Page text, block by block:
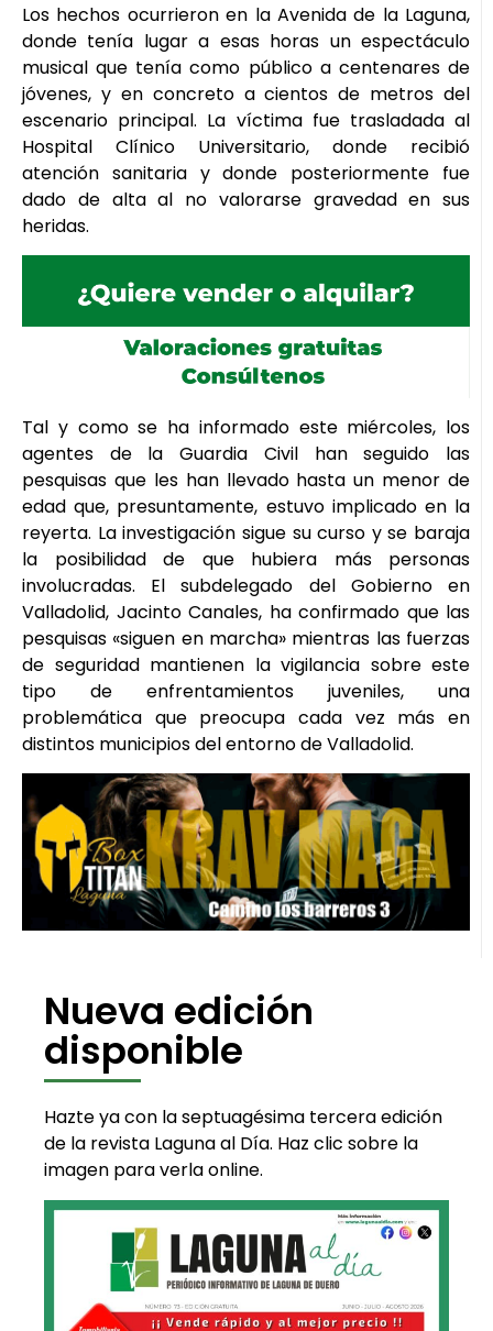
Los hechos ocurrieron en la Avenida de la Laguna,
donde tenía lugar a esas horas un espectáculo
musical que tenía como público a centenares de
jóvenes, y en concreto a cientos de metros del
escenario principal. La víctima fue trasladada al
Hospital Clínico Universitario, donde recibió
atención sanitaria y donde posteriormente fue
dado de alta al no valorarse gravedad en sus
heridas.
Tal y como se ha informado este miércoles, los
agentes de la Guardia Civil han seguido las
pesquisas que les han llevado hasta un menor de
edad que, presuntamente, estuvo implicado en la
reyerta. La investigación sigue su curso y se baraja
la posibilidad de que hubiera más personas
involucradas. El subdelegado del Gobierno en
Valladolid, Jacinto Canales, ha confirmado que las
pesquisas «siguen en marcha» mientras las fuerzas
de seguridad mantienen la vigilancia sobre este
tipo de enfrentamientos juveniles, una
problemática que preocupa cada vez más en
distintos municipios del entorno de Valladolid.
Nueva edición
disponible
Hazte ya con la septuagésima tercera edición
de la revista Laguna al Día. Haz clic sobre la
imagen para verla online.